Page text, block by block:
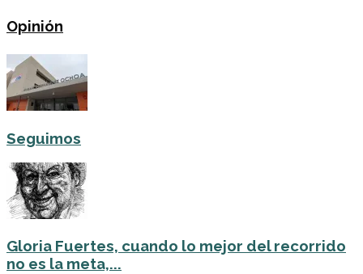
Opinión
Seguimos
Gloria Fuertes, cuando lo mejor del recorrido
no es la meta,...